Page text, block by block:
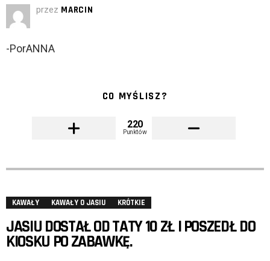
przez MARCIN
-PorANNA
CO MYŚLISZ?
220
Punktów
KAWAŁY KAWAŁY O JASIU KRÓTKIE
JASIU DOSTAŁ OD TATY 10 ZŁ I POSZEDŁ DO
KIOSKU PO ZABAWKĘ.